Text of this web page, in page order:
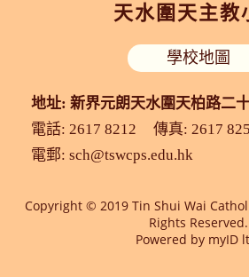
天水圍天主教
地址: 新界元朗天水圍天柏路二
學校地圖
電話: 2617 8212
傳真: 2617
電郵: sch@tswcps.edu.hk
Copyright © 2019 Tin Shui Wai
Rights Reserved.
Powered by myID